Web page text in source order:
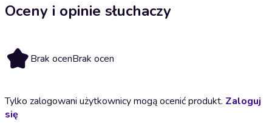
Oceny i opinie słuchaczy
Brak ocenBrak ocen
Tylko zalogowani użytkownicy mogą ocenić produkt. Zaloguj
się